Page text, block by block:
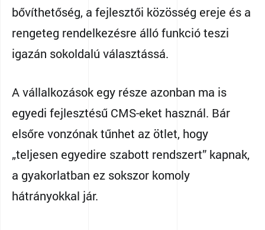
bővíthetőség, a fejlesztői közösség ereje és a
rengeteg rendelkezésre álló funkció teszi
igazán sokoldalú választássá.
A vállalkozások egy része azonban ma is
egyedi fejlesztésű CMS-eket használ. Bár
elsőre vonzónak tűnhet az ötlet, hogy
„teljesen egyedire szabott rendszert” kapnak,
a gyakorlatban ez sokszor komoly
hátrányokkal jár.